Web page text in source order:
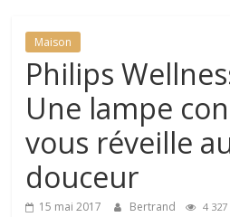
belge
connecté
Maison
Philips
Une lampe
vous réveille
douceur
15 mai 2017 Bertrand 4